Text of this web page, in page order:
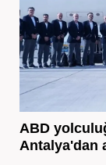
ABD
Antalya'dan